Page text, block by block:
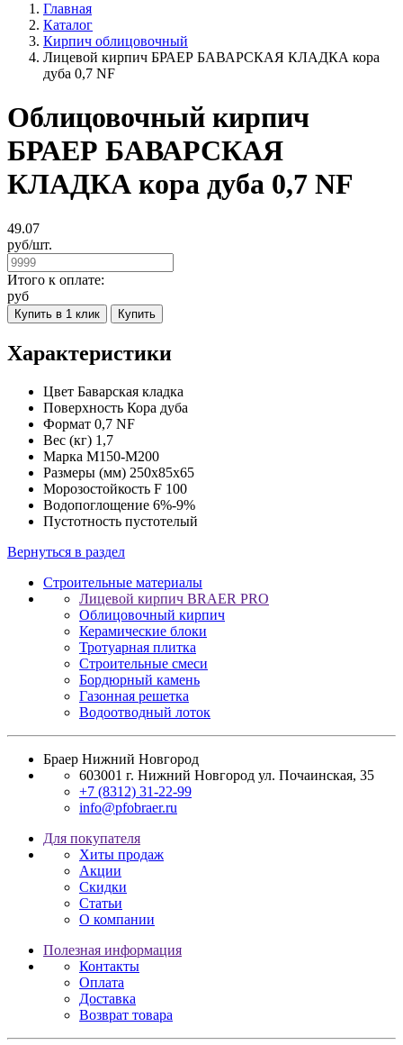
Главная
Каталог
Кирпич облицовочный
Лицевой кирпич БРАЕР БАВАРСКАЯ КЛАДКА кора
дуба 0,7 NF
Облицовочный кирпич
БРАЕР БАВАРСКАЯ
КЛАДКА кора дуба 0,7 NF
49.07
руб/шт.
Итого к оплате:
руб
Купить в 1 клик Купить
Характеристики
Цвет Баварская кладка
Поверхность Кора дуба
Формат 0,7 NF
Вес (кг) 1,7
Марка M150-M200
Размеры (мм) 250x85x65
Морозостойкость F 100
Водопоглощение 6%-9%
Пустотность пустотелый
Вернуться в раздел
Строительные материалы
Лицевой кирпич BRAER PRO
Облицовочный кирпич
Керамические блоки
Тротуарная плитка
Строительные смеси
Бордюрный камень
Газонная решетка
Водоотводный лоток
Браер Нижний Новгород
603001 г. Нижний Новгород ул. Почаинская, 35
+7 (8312) 31-22-99
info@pfobraer.ru
Для покупателя
Хиты продаж
Акции
Скидки
Статьи
О компании
Полезная информация
Контакты
Оплата
Доставка
Возврат товара